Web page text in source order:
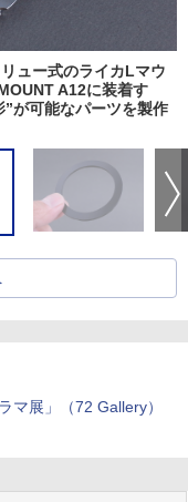
ュー式のライカLマウ
A12に装着す
が可能なパーツを製作
マ展」（72 Gallery）